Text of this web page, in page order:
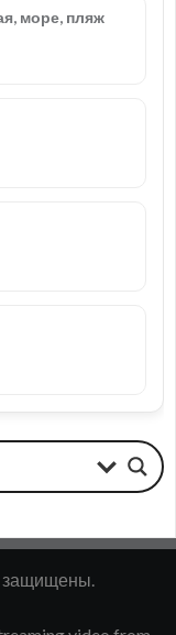
море, пляж
защищены.